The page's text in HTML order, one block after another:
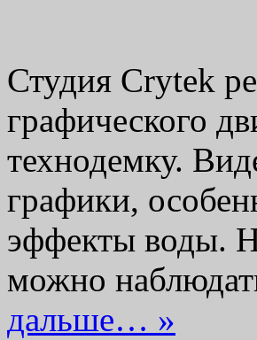
Студия Crytek
графического
технодемку.
графики,
эффекты воды.
можно
дальше… »